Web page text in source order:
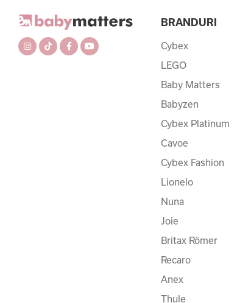
BRANDURI
Cybex
LEGO
Baby Matters
Babyzen
Cybex Platinum
Cavoe
Cybex Fashion
Lionelo
Nuna
Joie
Britax Römer
Recaro
Anex
Thule